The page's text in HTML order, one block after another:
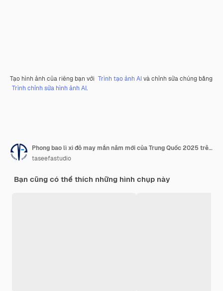
Tạo hình ảnh của riêng bạn với Trình tạo ảnh AIvà chỉnh sửa chúng bằng
Trình chỉnh sửa hình ảnh AI.
Phong bao lì xì đỏ may mắn năm mới của Trung Quốc 2025 trên nền màu cho năm con Rắn
taseefastudio
Bạn cũng có thể thích những hình chụp này